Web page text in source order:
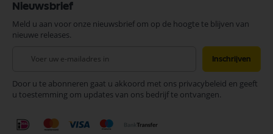
Nieuwsbrief
Meld u aan voor onze nieuwsbrief om op de hoogte te blijven van
nieuwe releases.
onze
nieuwsbrief
Inschrijven
Door u te abonneren gaat u akkoord met ons privacybeleid en geeft
u toestemming om updates van ons bedrijf te ontvangen.